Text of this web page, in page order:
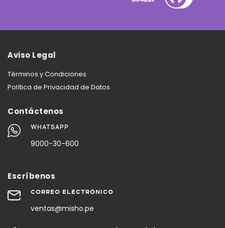
Aviso Legal
Términos y Condiciones
Política de Privacidad de Datos
Contáctenos
WHATSAPP
9000-30-600
Escríbenos
CORREO ELECTRÓNICO
ventas@misho.pe